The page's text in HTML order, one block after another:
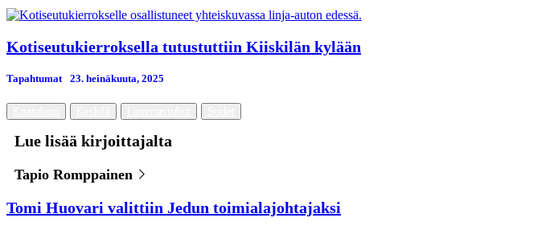
Kotiseutukierroksella tutustuttiin Kiiskilän kylään
Tapahtumat 23. heinäkuuta, 2025
Lue lisää kirjoittajalta
Tapio Romppainen
Tomi Huovari valittiin Jedun toimialajohtajaksi